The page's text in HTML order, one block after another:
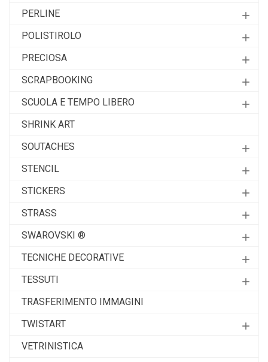
PERLINE add
POLISTIROLO add
PRECIOSA add
SCRAPBOOKING add
SCUOLA E TEMPO LIBERO add
SHRINK ART
SOUTACHES
add
STENCIL add
STICKERS add
STRASS add
SWAROVSKI ® add
TECNICHE DECORATIVE add
TESSUTI add
TRASFERIMENTO IMMAGINI
TWISTART
add
VETRINISTICA